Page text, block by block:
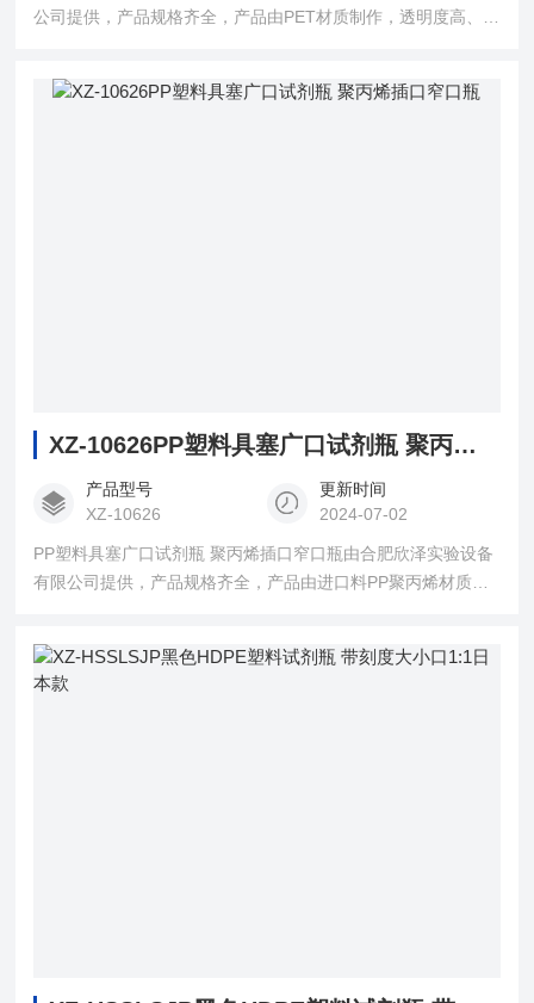
公司提供，产品规格齐全，产品由PET材质制作，透明度高、密
XZ-10626PP塑料具塞广口试剂瓶 聚丙烯插口窄口瓶
产品型号
XZ-10626
更新时间
2024-07-02
PP塑料具塞广口试剂瓶 聚丙烯插口窄口瓶由合肥欣泽实验设备
有限公司提供，产品规格齐全，产品由进口料PP聚丙烯材质制